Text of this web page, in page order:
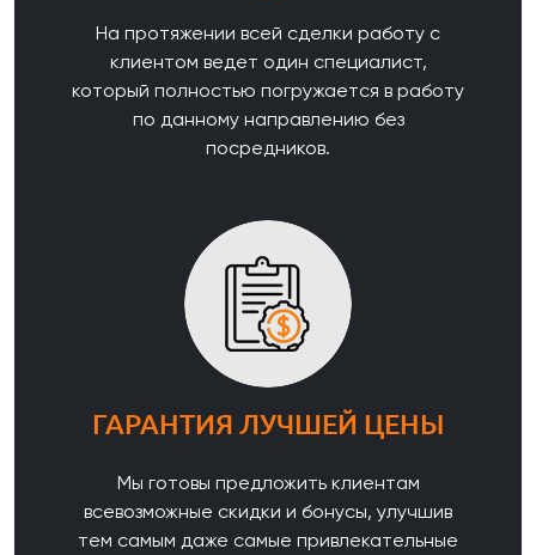
На протяжении всей сделки работу с
клиентом ведет один специалист,
который полностью погружается в работу
по данному направлению без
посредников.
ГАРАНТИЯ ЛУЧШЕЙ ЦЕНЫ
Мы готовы предложить клиентам
всевозможные скидки и бонусы, улучшив
тем самым даже самые привлекательные